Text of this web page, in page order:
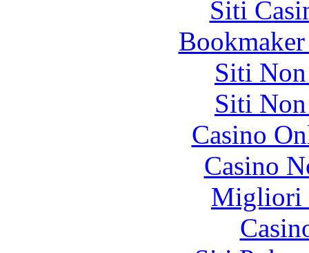
Siti
Siti
Siti
Casino
Casino
Migliori